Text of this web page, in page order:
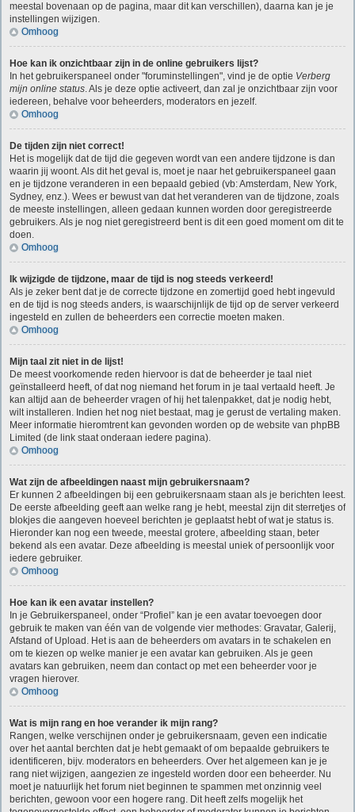
meestal bovenaan op de pagina, maar dit kan verschillen), daarna kan je je
instellingen wijzigen.
Omhoog
Hoe kan ik onzichtbaar zijn in de online gebruikers lijst?
In het gebruikerspaneel onder "foruminstellingen", vind je de optie Verberg
mijn online status. Als je deze optie activeert, dan zal je onzichtbaar zijn voor
iedereen, behalve voor beheerders, moderators en jezelf.
Omhoog
De tijden zijn niet correct!
Het is mogelijk dat de tijd die gegeven wordt van een andere tijdzone is dan
waarin jij woont. Als dit het geval is, moet je naar het gebruikerspaneel gaan
en je tijdzone veranderen in een bepaald gebied (vb: Amsterdam, New York,
Sydney, enz.). Wees er bewust van dat het veranderen van de tijdzone, zoals
de meeste instellingen, alleen gedaan kunnen worden door geregistreerde
gebruikers. Als je nog niet geregistreerd bent is dit een goed moment om dit te
doen.
Omhoog
Ik wijzigde de tijdzone, maar de tijd is nog steeds verkeerd!
Als je zeker bent dat je de correcte tijdzone en zomertijd goed hebt ingevuld
en de tijd is nog steeds anders, is waarschijnlijk de tijd op de server verkeerd
ingesteld en zullen de beheerders een correctie moeten maken.
Omhoog
Mijn taal zit niet in de lijst!
De meest voorkomende reden hiervoor is dat de beheerder je taal niet
geïnstalleerd heeft, of dat nog niemand het forum in je taal vertaald heeft. Je
kan altijd aan de beheerder vragen of hij het talenpakket, dat je nodig hebt,
wilt installeren. Indien het nog niet bestaat, mag je gerust de vertaling maken.
Meer informatie hieromtrent kan gevonden worden op de website van phpBB
Limited (de link staat onderaan iedere pagina).
Omhoog
Wat zijn de afbeeldingen naast mijn gebruikersnaam?
Er kunnen 2 afbeeldingen bij een gebruikersnaam staan als je berichten leest.
De eerste afbeelding geeft aan welke rang je hebt, meestal zijn dit sterretjes of
blokjes die aangeven hoeveel berichten je geplaatst hebt of wat je status is.
Hieronder kan nog een tweede, meestal grotere, afbeelding staan, beter
bekend als een avatar. Deze afbeelding is meestal uniek of persoonlijk voor
iedere gebruiker.
Omhoog
Hoe kan ik een avatar instellen?
In je Gebruikerspaneel, onder “Profiel” kan je een avatar toevoegen door
gebruik te maken van één van de volgende vier methodes: Gravatar, Galerij,
Afstand of Upload. Het is aan de beheerders om avatars in te schakelen en
om te kiezen op welke manier je een avatar kan gebruiken. Als je geen
avatars kan gebruiken, neem dan contact op met een beheerder voor je
vragen hierover.
Omhoog
Wat is mijn rang en hoe verander ik mijn rang?
Rangen, welke verschijnen onder je gebruikersnaam, geven een indicatie
over het aantal berchten dat je hebt gemaakt of om bepaalde gebruikers te
identificeren, bijv. moderators en beheerders. Over het algemeen kan je je
rang niet wijzigen, aangezien ze ingesteld worden door een beheerder. Nu
moet je natuurlijk het forum niet beginnen te spammen met onzinnig veel
berichten, gewoon voor een hogere rang. Dit heeft zelfs mogelijk het